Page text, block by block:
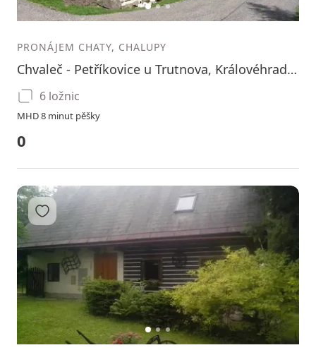
12 3
PRONÁJEM CHATY, CHALUPY
Chvaleč - Petříkovice u Trutnova, Královéhradecký kraj
6 ložnic
MHD 8 minut pěšky
0
12 3
Přidat do oblíbených